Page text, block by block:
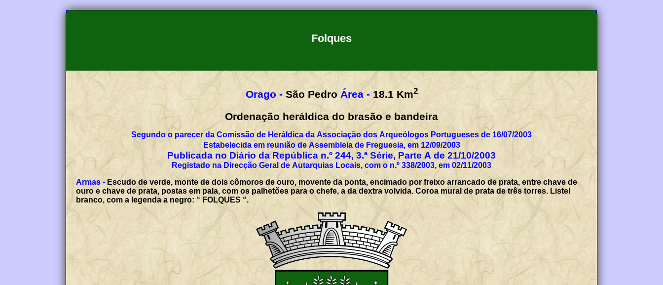
Folques
Orago - São Pedro Área - 18.1 Km2
Ordenação heráldica do brasão e bandeira
Segundo o parecer da Comissão de Heráldica da Associação dos Arqueólogos Portugueses de 16/07/2003
Estabelecida em reunião de Assembleia de Freguesia, em 12/09/2003
Publicada no Diário da República n.º 244, 3.ª Série, Parte A de 21/10/2003
Registado na Direcção Geral de Autarquias Locais, com o n.º 338/2003, em 02/11/2003
Armas - Escudo de verde, monte de dois cômoros de ouro, movente da ponta, encimado por freixo arrancado de prata, entre chave de
ouro e chave de prata, postas em pala, com os palhetões para o chefe, a da dextra volvida. Coroa mural de prata de três torres. Listel
branco, com a legenda a negro: “ FOLQUES “.